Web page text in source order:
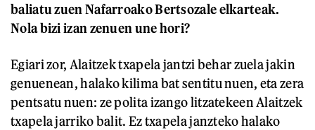
baliatu zuen Nafarroako Bertsozale elkarteak.
Nola bizi izan zenuen une hori?
Egiari zor, Alaitzek txapela jantzi behar zuela jakin
genuenean, halako kilima bat sentitu nuen, eta zera
pentsatu nuen: ze polita izango litzatekeen Alaitzek
txapela jarriko balit. Ez txapela janzteko halako